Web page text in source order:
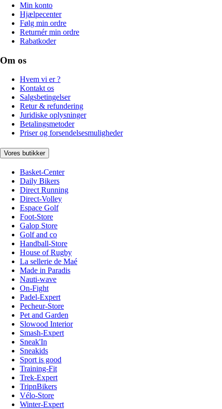
Min konto
Hjælpecenter
Følg min ordre
Returnér min ordre
Rabatkoder
Om os
Hvem vi er ?
Kontakt os
Salgsbetingelser
Retur & refundering
Juridiske oplysninger
Betalingsmetoder
Priser og forsendelsesmuligheder
Vores butikker
Basket-Center
Daily Bikers
Direct Running
Direct-Volley
Espace Golf
Foot-Store
Galop Store
Golf and co
Handball-Store
House of Rugby
La sellerie de Maé
Made in Paradis
Nauti-wave
On-Fight
Padel-Expert
Pecheur-Store
Pet and Garden
Slowood Interior
Smash-Expert
Sneak'In
Sneakids
Sport is good
Training-Fit
Trek-Expert
TripnBikers
Vélo-Store
Winter-Expert